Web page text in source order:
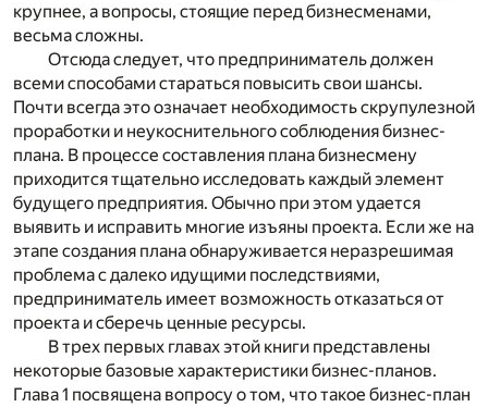
крупнее, а вопросы, стоящие перед бизнесменами,
весьма сложны.
Отсюда следует, что предприниматель должен
всеми способами стараться повысить свои шансы.
Почти всегда это означает необходимость скрупулезной
проработки и неукоснительного соблюдения бизнес-
плана. В процессе составления плана бизнесмену
приходится тщательно исследовать каждый элемент
будущего предприятия. Обычно при этом удается
выявить и исправить многие изъяны проекта. Если же на
этапе создания плана обнаруживается неразрешимая
проблема с далеко идущими последствиями,
предприниматель имеет возможность отказаться от
проекта и сберечь ценные ресурсы.
В трех первых главах этой книги представлены
некоторые базовые характеристики бизнес-планов.
Глава 1 посвящена вопросу о том, что такое бизнес-план